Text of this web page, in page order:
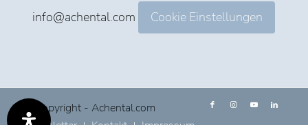
info@achental.com
Cookie Einstellungen
© Copyright - Achental.com